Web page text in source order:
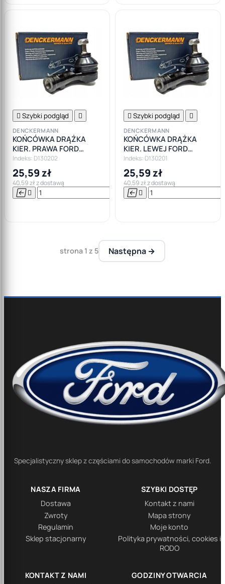
 Szybki podgląd 
DENCKERMANN
KOŃCÓWKA DRĄŻKA
KIER. PRAWA FORD
FOCUS I MK1
Indeks: D130202
25,59 zł
40,59 zł z dostawą
  

 Szybki podgląd 
DENCKERMANN
KOŃCÓWKA DRĄŻKA
KIER. LEWEJ FORD
FOCUS I MK1
Indeks: D130201
25,59 zł
40,59 zł z dostawą
 
strona 1 z 5 Następna →
Specjalistyczny sklep z częściami do samochodów marki Ford.
NASZA FIRMA
Dostawa
Zwroty
Regulamin
Sklep stacjonarny
SZYBKI DOSTĘP
Kontakt z nami
Mapa strony
Moje konto
Polityka prywatności, cookies i
RODO
KONTAKT Z NAMI
GODZINY OTWARCIA